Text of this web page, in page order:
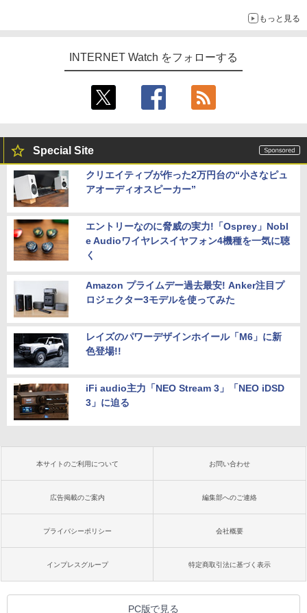
もっと見る
INTERNET Watch をフォローする
Special Site
クリエイティブが作った2万円台の“小さなピュ
アオーディオスピーカー”
エントリーなのに脅威の実力!「Osprey」Nobl
e Audioワイヤレスイヤフォン4機種を一気に聴
く
Amazon プライムデー過去最安! Anker注目プ
ロジェクター3モデルを使ってみた
レイズのパワーデザインホイール「M6」に新
色登場!!
iFi audio主力「NEO Stream 3」「NEO iDSD
3」に迫る
本サイトのご利用について お問い合わせ
広告掲載のご案内 編集部へのご連絡
プライバシーポリシー 会社概要
インプレスグループ 特定商取引法に基づく表示
PC版で見る